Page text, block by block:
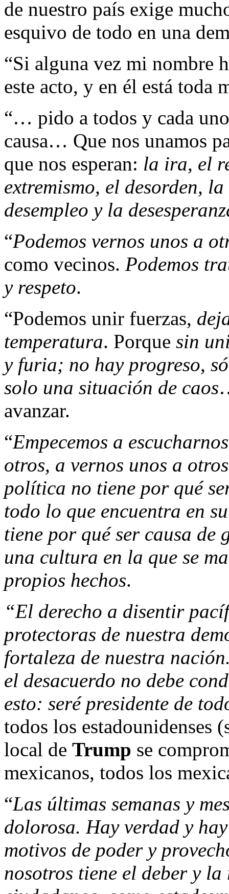
de nuestro país exige
esquivo de todo en una
“Si alguna vez mi nombre
este acto, y en él está toda
“… pido a todos y cada
causa… Que nos unamos
que nos esperan: la ira, el
extremismo, el desorden,
desempleo y la
“Podemos vernos unos a
como vecinos. Podemos
y respeto.
“Podemos unir fuerzas,
temperatura. Porque sin
y furia; no hay progreso,
solo una situación de caos
avanzar.
“Empecemos a
otros, a vernos unos a
política no tiene por qué
todo lo que encuentra en
tiene por qué ser causa de
una cultura en la que se
propios hechos.
“El derecho a disentir
protectoras de nuestra
fortaleza de nuestra
el desacuerdo no debe
esto: seré presidente de
todos los estadounidenses
local de Trump se
mexicanos, todos los
“Las últimas semanas y
dolorosa. Hay verdad y
motivos de poder y
nosotros tiene el deber y